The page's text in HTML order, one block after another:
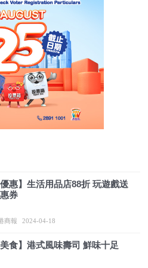
優惠】生活用品店88折 玩遊戲送
券
商報 2024-04-18
美食】港式風味壽司 鮮味十足